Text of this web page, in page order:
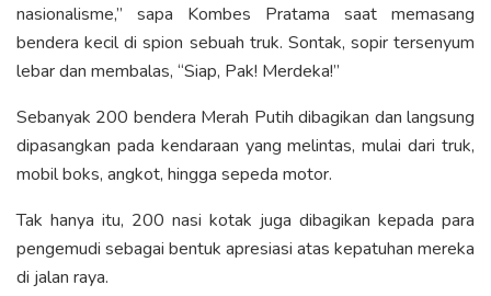
nasionalisme,” sapa Kombes Pratama saat memasang
bendera kecil di spion sebuah truk. Sontak, sopir tersenyum
lebar dan membalas, “Siap, Pak! Merdeka!”
Sebanyak 200 bendera Merah Putih dibagikan dan langsung
dipasangkan pada kendaraan yang melintas, mulai dari truk,
mobil boks, angkot, hingga sepeda motor.
Tak hanya itu, 200 nasi kotak juga dibagikan kepada para
pengemudi sebagai bentuk apresiasi atas kepatuhan mereka
di jalan raya.